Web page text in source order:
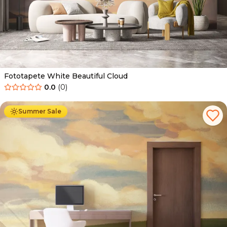
Fototapete White Beautiful Cloud
0.0 (0)
Summer Sale
Ab 34.90 € 19.90